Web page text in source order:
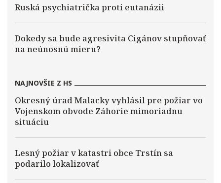
Ruská psychiatrička proti eutanázii
Dokedy sa bude agresivita Cigánov stupňovať
na neúnosnú mieru?
NAJNOVŠIE Z HS
Okresný úrad Malacky vyhlásil pre požiar vo
Vojenskom obvode Záhorie mimoriadnu
situáciu
Lesný požiar v katastri obce Trstín sa
podarilo lokalizovať